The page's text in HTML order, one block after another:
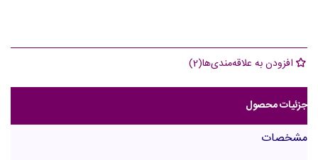
افزودن به علاقه‌مندی‌ها(
2
)
جزئیات محصول
مشخصات